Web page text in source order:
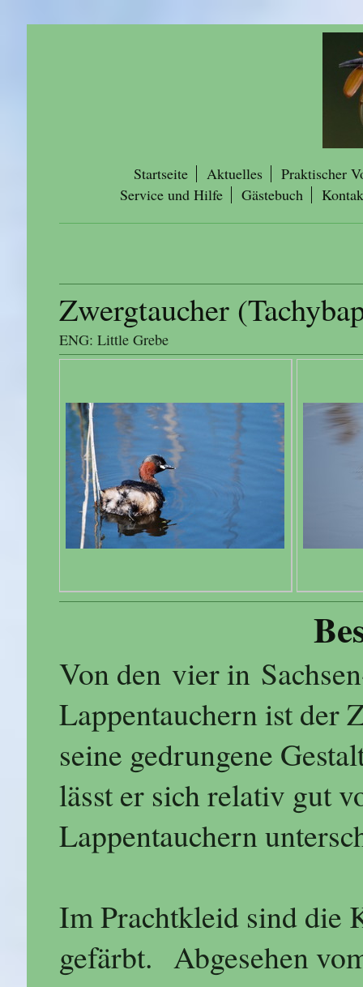
Startseite Aktuelles
Praktischer
Service und Hilfe
Gästebuch
Zwergtaucher
ENG: Little Grebe
Von den vier in
Lappentauchern ist der
seine gedrungene
lässt er sich relativ gut
Lappentauchern
Im Prachtkleid sind die
gefärbt. Abgesehen